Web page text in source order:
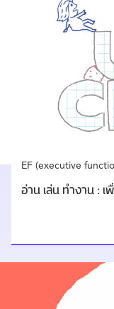
EF (executive
อ่าน เล่น ทำงาน : เ